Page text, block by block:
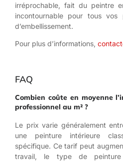
irréprochable, fait du peintre
incontournable pour tous
d’embellissement.
Pour plus d’informations,
FAQ
Combien coûte en moyenne
professionnel au m² ?
Le prix varie généralement
une peinture intérieure
spécifique. Ce tarif peut
travail, le type de